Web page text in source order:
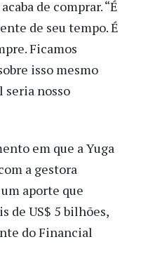
de comprar. “É
de seu tempo. É
Ficamos
isso mesmo
seria nosso
em que a Yuga
a gestora
aporte que
de US$ 5 bilhões,
do Financial